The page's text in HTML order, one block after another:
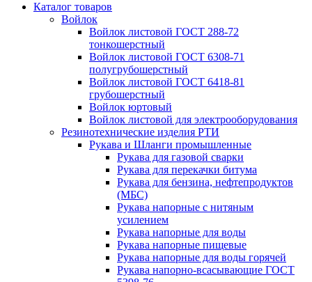
Каталог товаров
Войлок
Войлок листовой ГОСТ 288-72
тонкошерстный
Войлок листовой ГОСТ 6308-71
полугрубошерстный
Войлок листовой ГОСТ 6418-81
грубошерстный
Войлок юртовый
Войлок листовой для электрооборудования
Резинотехнические изделия РТИ
Рукава и Шланги промышленные
Рукава для газовой сварки
Рукава для перекачки битума
Рукава для бензина, нефтепродуктов
(МБС)
Рукава напорные с нитяным
усилением
Рукава напорные для воды
Рукава напорные пищевые
Рукава напорные для воды горячей
Рукава напорно-всасывающие ГОСТ